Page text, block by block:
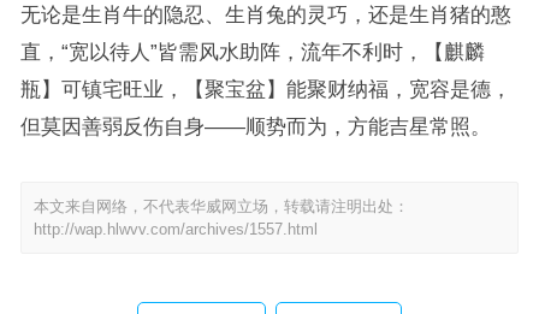
无论是生肖牛的隐忍、生肖兔的灵巧，还是生肖猪的憨
直，“宽以待人”皆需风水助阵，流年不利时，【麒麟
瓶】可镇宅旺业，【聚宝盆】能聚财纳福，宽容是德，
但莫因善弱反伤自身——顺势而为，方能吉星常照。
本文来自网络，不代表华威网立场，转载请注明出处：
http://wap.hlwvv.com/archives/1557.html